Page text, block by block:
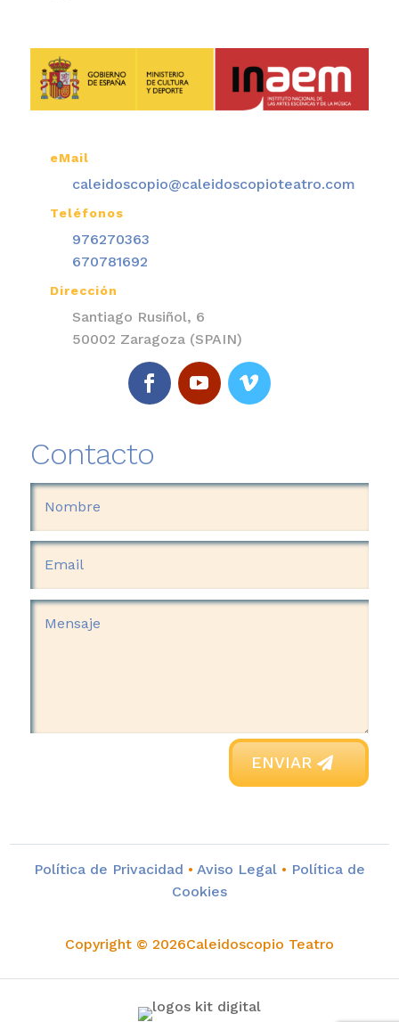
eMail
caleidoscopio@caleidoscopioteatro.com
Teléfonos
976270363
670781692
Dirección
Santiago Rusiñol, 6
50002 Zaragoza (SPAIN)
Contacto
ENVIAR
Política de Privacidad • Aviso Legal • Política de
Cookies
Copyright © 2026Caleidoscopio Teatro